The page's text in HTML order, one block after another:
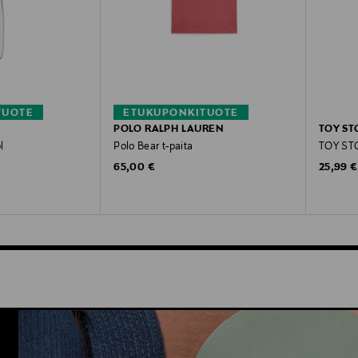
ETUKUPONKITUOTE
POLO RALPH LAUREN
Polo Bear t-paita
Original Price
65,00 €
TOY
TOY
Original
25,99 €